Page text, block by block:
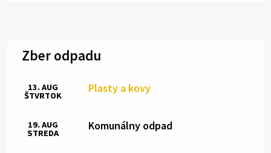
Zber odpadu
Plasty a kovy
13. AUG
ŠTVRTOK
Komunálny odpad
19. AUG
STREDA